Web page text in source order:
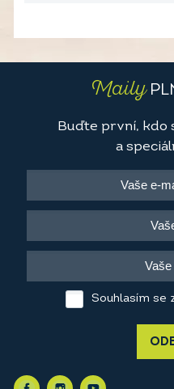
Maily
Buďte první, kdo
a
Souhlasím se